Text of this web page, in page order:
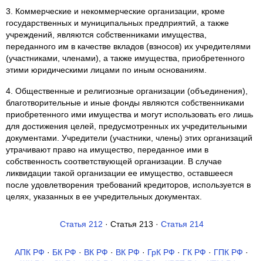
3. Коммерческие и некоммерческие организации, кроме
государственных и муниципальных предприятий, а также
учреждений, являются собственниками имущества,
переданного им в качестве вкладов (взносов) их учредителями
(участниками, членами), а также имущества, приобретенного
этими юридическими лицами по иным основаниям.
4. Общественные и религиозные организации (объединения),
благотворительные и иные фонды являются собственниками
приобретенного ими имущества и могут использовать его лишь
для достижения целей, предусмотренных их учредительными
документами. Учредители (участники, члены) этих организаций
утрачивают право на имущество, переданное ими в
собственность соответствующей организации. В случае
ликвидации такой организации ее имущество, оставшееся
после удовлетворения требований кредиторов, используется в
целях, указанных в ее учредительных документах.
Статья 212 · Статья 213 · Статья 214
АПК РФ · БК РФ · ВК РФ · ВК РФ · ГрК РФ · ГК РФ · ГПК РФ ·